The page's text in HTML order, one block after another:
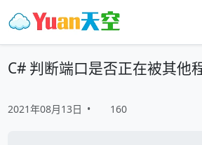
C# 判断端口是否正在被其他
2021年08月13日 • 160